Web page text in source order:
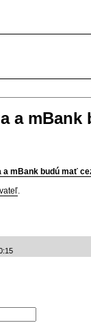
a mBank
mBank budú mať
.